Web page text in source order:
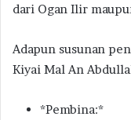
dari Ogan Ilir
Adapun susunan
Kiyai Mal An
*Pembina:*